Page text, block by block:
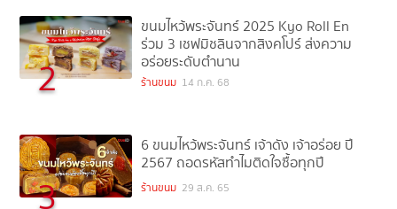
2
ขนมไหว้พระจันทร์ 2025 Kyo Roll En
ร่วม 3 เชฟมิชลินจากสิงคโปร์ ส่งความ
อร่อยระดับตำนาน
ร้านขนม 14 ก.ค. 68
3
6 ขนมไหว้พระจันทร์ เจ้าดัง เจ้าอร่อย ปี
2567 ถอดรหัสทำไมติดใจซื้อทุกปี
ร้านขนม 29 ส.ค. 65